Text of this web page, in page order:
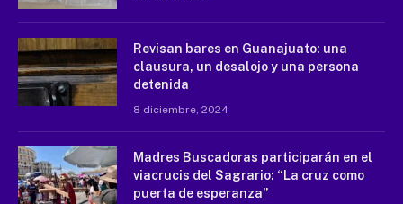
Revisan bares en Guanajuato: una
clausura, un desalojo y una persona
detenida
8 diciembre, 2024
Madres Buscadoras participarán en el
viacrucis del Sagrario: “La cruz como
puerta de esperanza”